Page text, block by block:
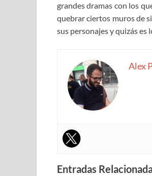
grandes dramas con los
quebrar ciertos muros de
sus personajes y quizás es
Alex
Entradas